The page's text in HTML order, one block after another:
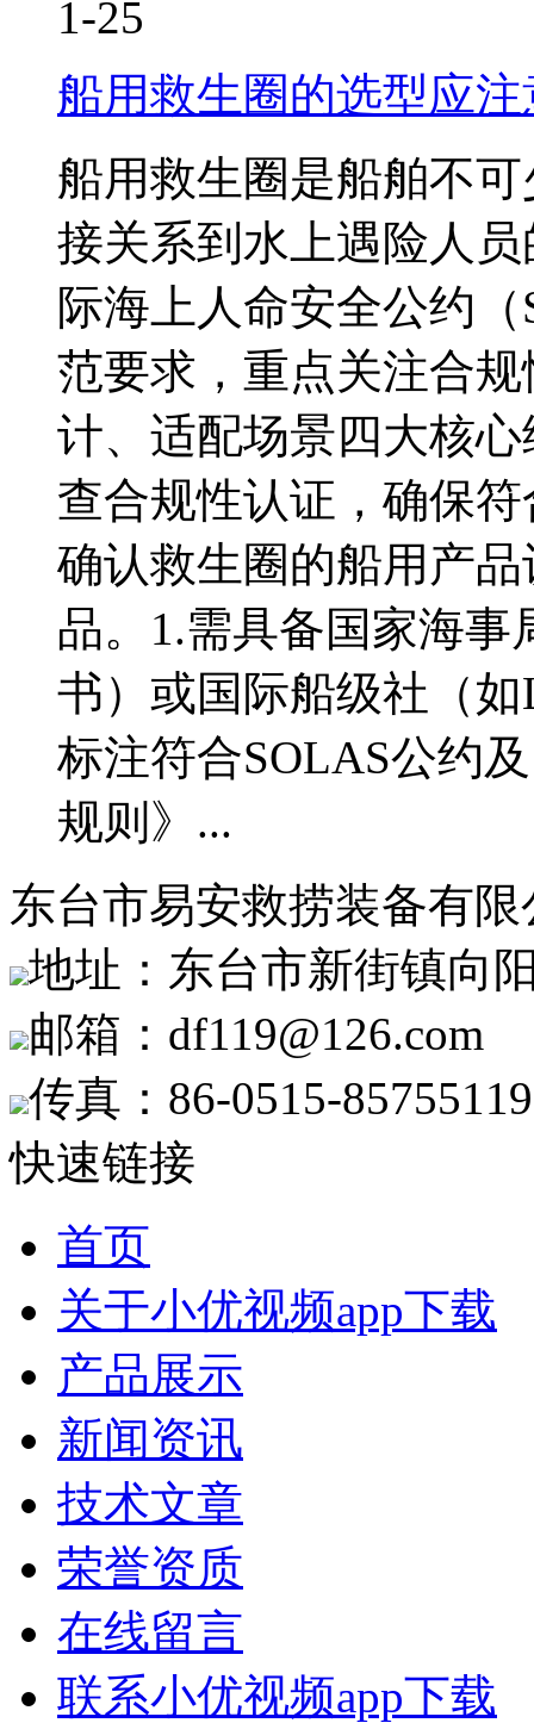
1-25
船用救生圈的选型应
船用救生圈是船舶不
接关系到水上遇险人
际海上人命安全公约
范要求，重点关注合
计、适配场景四大核
查合规性认证，确保
确认救生圈的船用产
品。1.需具备国家海事
书）或国际船级社（
标注符合SOLAS公约
规则》...
东台市易安救捞装备有限
地址：东台市新街镇向
邮箱：df119@126.com
传真：86-0515-85755119
快速链接
首页
关于小优视频app下载
产品展示
新闻资讯
技术文章
荣誉资质
在线留言
联系小优视频app下载